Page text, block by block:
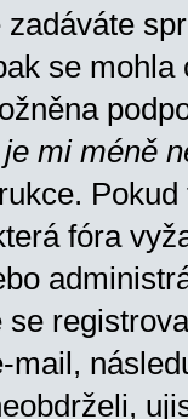
se
mi méně
fóra
mail,